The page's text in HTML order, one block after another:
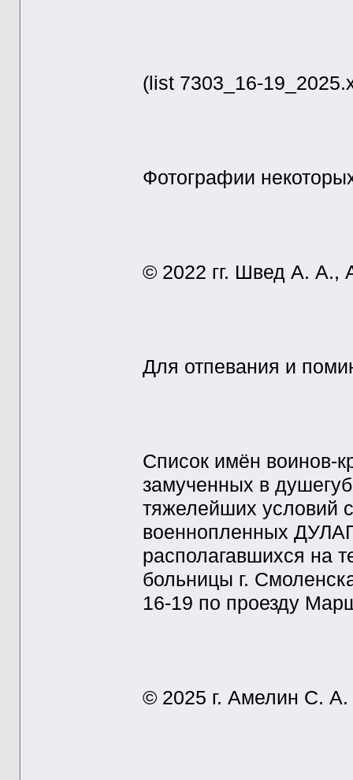
(list 7303_16-
Фотографии
© 2022 гг. Швед А. А.,
Для отпевания и
Список имён воинов-
замученных в
тяжелейших условий
военнопленных
располагавшихся на
больницы г.
16-19 по проезду
© 2025 г. Амелин С. А.